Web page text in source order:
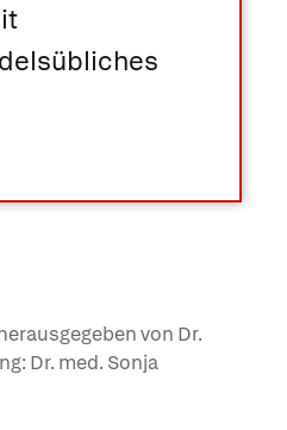
von Dr.
Dr. med. Sonja